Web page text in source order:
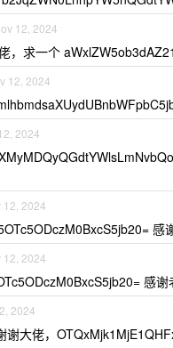
12, 2024
，求一个
12, 2024
2024
12, 2024
感
12, 2024
感谢
2024
谢大佬，